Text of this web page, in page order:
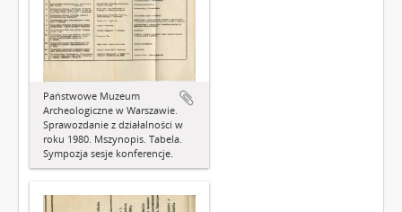
Państwowe Muzeum
Archeologiczne w Warszawie.
Sprawozdanie z działalności w
roku 1980. Mszynopis. Tabela.
Sympozja sesje konferencje.